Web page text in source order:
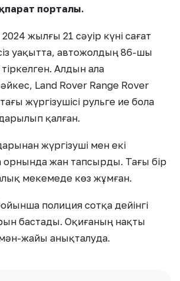
порталы.
жылғы 21 сәуір күні сағат
уақытта, автожолдың 86-шы
Алдын ала
Land Rover Range Rover
жүргізушісі рульге ие бола
қалған.
жүргізуші мен екі
жан тапсырды. Тағы бір
мекемеде көз жұмған.
полиция сотқа дейінгі
бастады. Оқиғаның нақты
жайы анықталуда.